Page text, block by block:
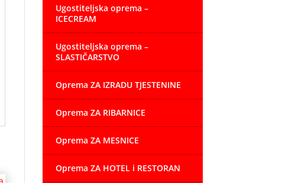
Ugostiteljska oprema –
ICECREAM
Ugostiteljska oprema –
SLASTIČARSTVO
Oprema ZA IZRADU TJESTENINE
Oprema ZA RIBARNICE
Oprema ZA MESNICE
Oprema ZA HOTEL i RESTORAN